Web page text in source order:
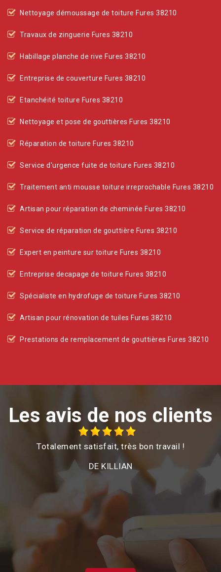
Nettoyage démoussage de toiture Fures 38210
Travaux de zinguerie Fures 38210
Habillage planche de rive Fures 38210
Entreprise de couverture Fures 38210
Etanchéité toiture Fures 38210
Nettoyage et pose de gouttières Fures 38210
Réparation de toiture Fures 38210
Service d'urgence fuite de toiture Fures 38210
Traitement anti mousse toiture irreprochable Fures 38210
Artisan pour réparation de cheminée Fures 38210
Service de réparation de gouttière Fures 38210
Expert en peinture sur toiture Fures 38210
Entreprise decapage de toiture Fures 38210
Spécialiste en hydrofuge de toiture Fures 38210
Artisan pour rénovation de tuiles Fures 38210
Prestations de remplacement de gouttières Fures 38210
Les avis de nos clients
Totalement satisfait, très bon travail !
DE KILLIAN